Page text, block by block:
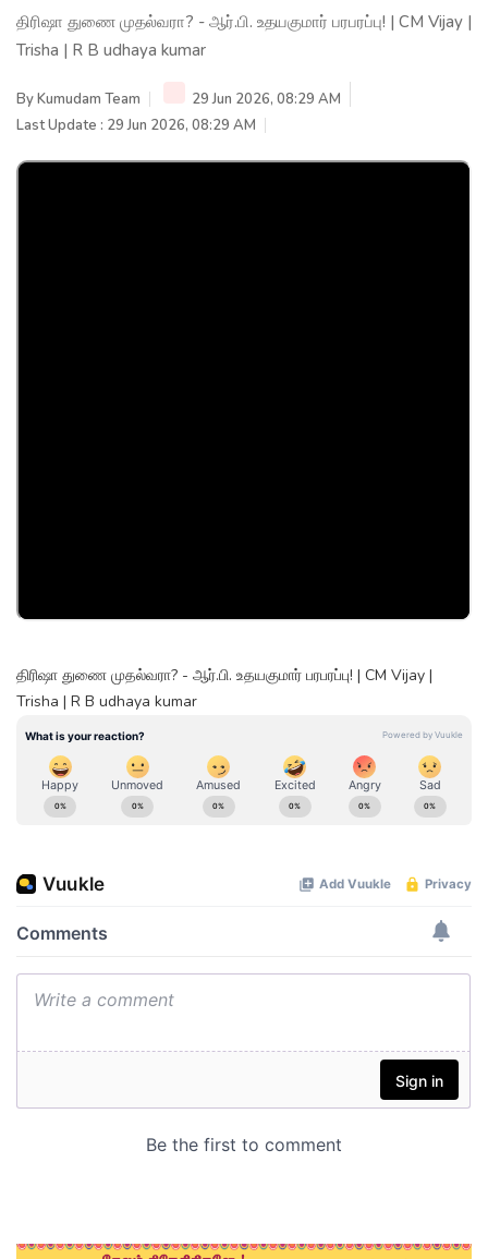
திரிஷா துணை முதல்வரா? - ஆர்.பி. உதயகுமார் பரபரப்பு! | CM Vijay |
Trisha | R B udhaya kumar
ByKumudam Team
29 Jun 2026, 08:29 AM
Last Update : 29 Jun 2026, 08:29 AM
திரிஷா துணை முதல்வரா? - ஆர்.பி. உதயகுமார் பரபரப்பு! | CM Vijay |
Trisha | R B udhaya kumar